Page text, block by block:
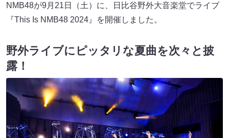
NMB48が9月21日（土）に、日比谷野外大音楽堂でライブ
『This Is NMB48 2024』を開催しました。
野外ライブにピッタリな夏曲を次々と披
露！